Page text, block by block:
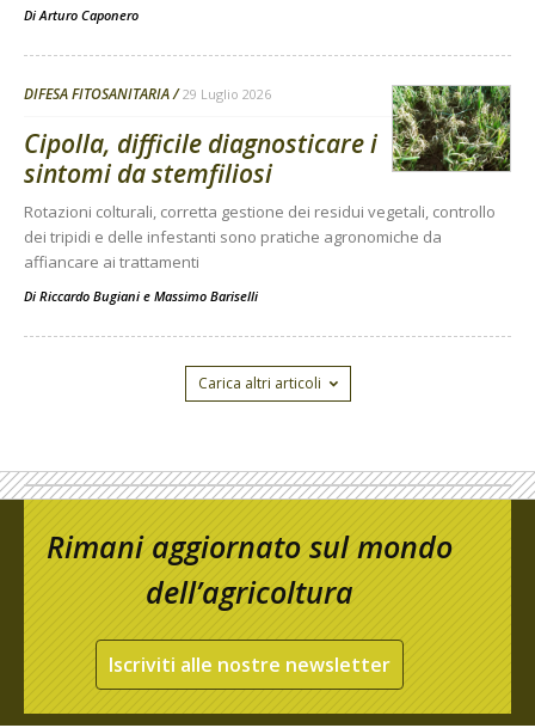
DiArturo Caponero
DIFESA FITOSANITARIA 29 Luglio 2026
Cipolla, difficile diagnosticare i
sintomi da stemfiliosi
Rotazioni colturali, corretta gestione dei residui vegetali, controllo
dei tripidi e delle infestanti sono pratiche agronomiche da
affiancare ai trattamenti
Di Riccardo Bugiani e Massimo Bariselli
Carica altri articoli
Rimani aggiornato sul mondo
dell’agricoltura
Iscriviti alle nostre newsletter